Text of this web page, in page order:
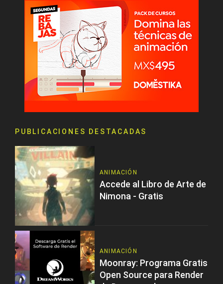
PUBLICACIONES DESTACADAS
ANIMACIÓN
Accede al Libro de Arte de
Nimona - Gratis
ANIMACIÓN
Moonray: Programa Gratis
Open Source para Render